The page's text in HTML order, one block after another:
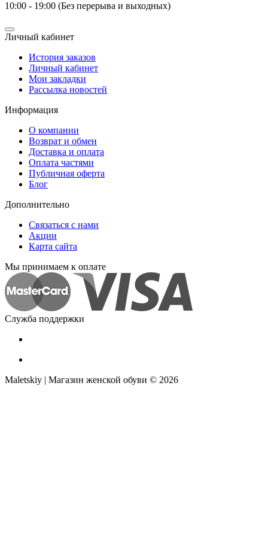
10:00 - 19:00 (Без перерыва и выходных)
Личный кабинет
История заказов
Личный кабинет
Мои закладки
Рассылка новостей
Информация
О компании
Возврат и обмен
Доставка и оплата
Оплата частями
Публичная оферта
Блог
Дополнительно
Связаться с нами
Акции
Карта сайта
Мы принимаем к оплате
Служба поддержки
Maletskiy | Магазин женской обуви © 2026